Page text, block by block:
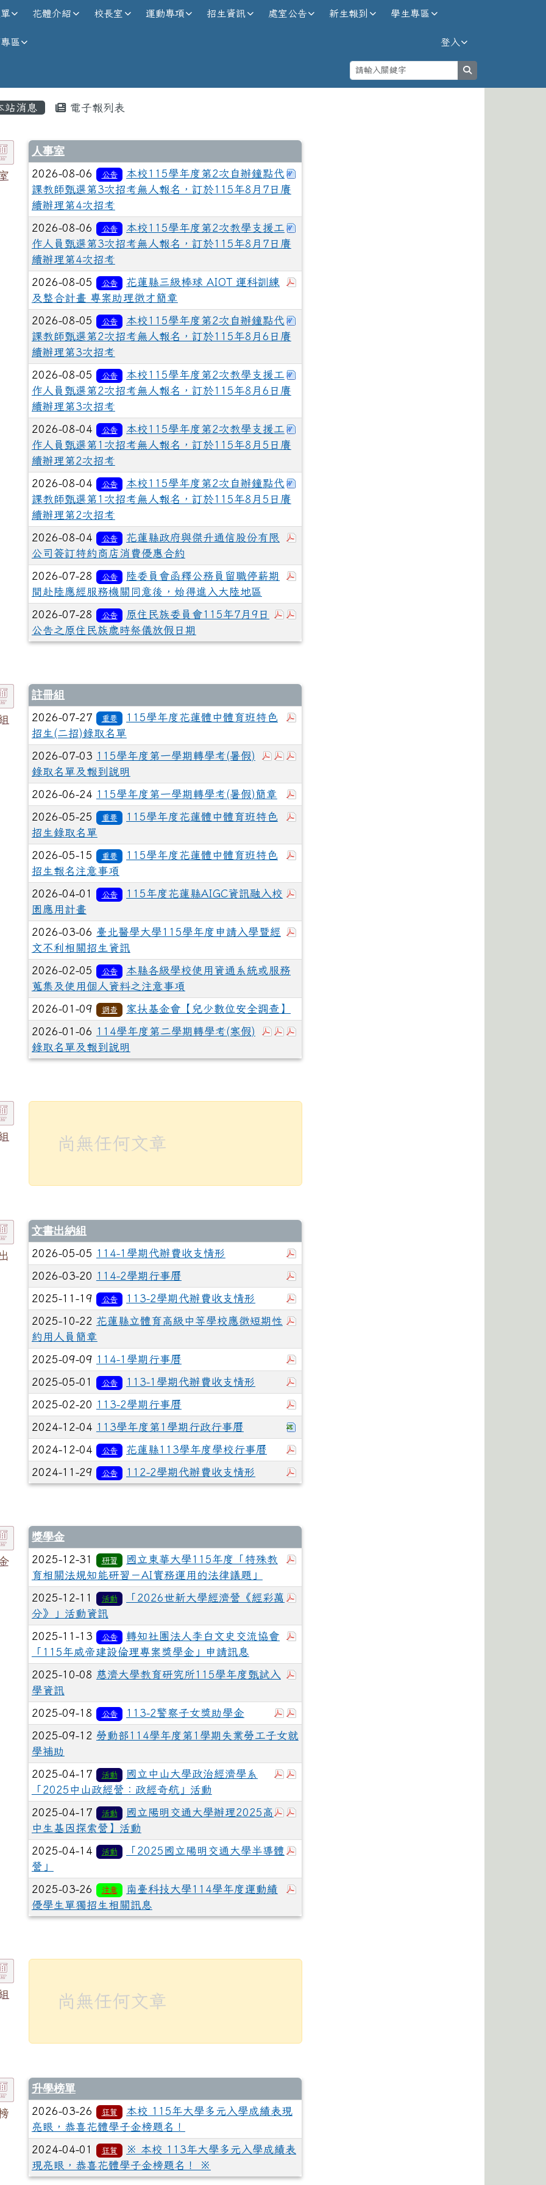
全球資訊網
花體介紹 校長室 運動專項 招生資訊 處室公告 新生報到 學生專區
區 登入
容區域
站消息 電子報列表
人事室
2026-08-06 公告
本校115學年度第2次自辦鐘點代
課教師甄選第3次招考無人報名，訂於115年8月7日賡
續辦理第4次招考
2026-08-06 公告
本校115學年度第2次教學支援工
作人員甄選第3次招考無人報名，訂於115年8月7日賡
續辦理第4次招考
2026-08-05 公告
花蓮縣三級棒球 AIOT 運科訓練
及整合計畫 專案助理徵才簡章
2026-08-05 公告
本校115學年度第2次自辦鐘點代
課教師甄選第2次招考無人報名，訂於115年8月6日賡
續辦理第3次招考
2026-08-05 公告
本校115學年度第2次教學支援工
作人員甄選第2次招考無人報名，訂於115年8月6日賡
續辦理第3次招考
2026-08-04 公告
本校115學年度第2次教學支援工
作人員甄選第1次招考無人報名，訂於115年8月5日賡
續辦理第2次招考
2026-08-04 公告
本校115學年度第2次自辦鐘點代
課教師甄選第1次招考無人報名，訂於115年8月5日賡
續辦理第2次招考
2026-08-04 公告
花蓮縣政府與傑升通信股份有限
公司簽訂特約商店消費優惠合約
2026-07-28 公告
陸委員會函釋公務員留職停薪期
間赴陸應經服務機關同意後，始得進入大陸地區
於彈跳視窗觀看：原住民族委員會公告.pdf
2026-07-28 公告
原住民族委員會115年7月9日
公告之原住民族歲時祭儀放假日期
註冊組
2026-07-27 重要
115學年度花蓮體中體育班特色
招生(二招)錄取名單
於彈跳視窗觀看：115-1暑假轉學考錄取考生報到通知
於彈跳視窗觀看：115花蓮體中新生就讀申請住宿表
2026-07-03 115學年度第一學期轉學考(暑假)
錄取名單及報到說明
2026-06-24 115學年度第一學期轉學考(暑假)簡章
2026-05-25 重要
115學年度花蓮體中體育班特色
招生錄取名單
2026-05-15 重要
115學年度花蓮體中體育班特色
招生報名注意事項
2026-04-01 公告
115年度花蓮縣AIGC資訊融入校
園應用計畫
2026-03-06 臺北醫學大學115學年度申請入學暨經
文不利相關招生資訊
2026-02-05 公告
本縣各級學校使用資通系統或服務
蒐集及使用個人資料之注意事項
2026-01-09 調查 家扶基金會【兒少數位安全調查】
於彈跳視窗觀看：114-2寒假轉學考錄取考生報到通知
於彈跳視窗觀看：114花蓮體中新生就讀申請住宿表
2026-01-06 114學年度第二學期轉學考(寒假)
錄取名單及報到說明
尚無任何文章
文書出納組
2026-05-05 114-1學期代辦費收支情形
2026-03-20 114-2學期行事曆
2025-11-19 公告 113-2學期代辦費收支情形
2025-10-22 花蓮縣立體育高級中等學校應徵短期性
約用人員簡章
2025-09-09 114-1學期行事曆
2025-05-01 公告 113-1學期代辦費收支情形
2025-02-20 113-2學期行事曆
2024-12-04 113學年度第1學期行政行事曆
2024-12-04 公告 花蓮縣113學年度學校行事曆
2024-11-29 公告 112-2學期代辦費收支情形
獎學金
2025-12-31 研習
國立東華大學115年度「特殊教
育相關法規知能研習－AI實務運用的法律議題」
2025-12-11 活動
「2026世新大學經濟營《經彩萬
分》」活動資訊
2025-11-13 公告
轉知社團法人李白文史交流協會
「115年威帝建設倫理專案獎學金」申請訊息
2025-10-08 慈濟大學教育研究所115學年度甄試入
學資訊
於彈跳視窗觀看：113-2警察子女獎助學金申請辦法+
2025-09-18 公告 113-2警察子女獎助學金
2025-09-12 勞動部114學年度第1學期失業勞工子女就
學補助
於彈跳視窗觀看：國立中山大學政治經濟學系「
2025-04-17 活動
國立中山大學政治經濟學系
「2025中山政經營：政經奇航」活動
於彈跳視窗觀看：國立陽明交通大學辦理2025高中
2025-04-17 活動
國立陽明交通大學辦理2025高
中生基因探索營】活動
2025-04-14 活動
「2025國立陽明交通大學半導體
營」
2025-03-26 注意
南臺科技大學114學年度運動績
優學生單獨招生相關訊息
尚無任何文章
升學榜單
2026-03-26 狂賀
本校 115年大學多元入學成績表現
亮眼，恭喜花體學子金榜題名！
2024-04-01 狂賀
※ 本校 113年大學多元入學成績表
現亮眼，恭喜花體學子金榜題名！ ※